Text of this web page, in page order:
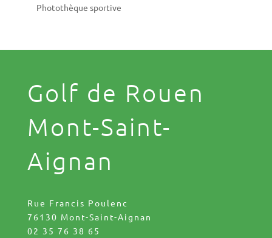
Photothèque sportive
Golf de Rouen
Mont-Saint-
Aignan
Rue Francis Poulenc
76130 Mont-Saint-Aignan
02 35 76 38 65